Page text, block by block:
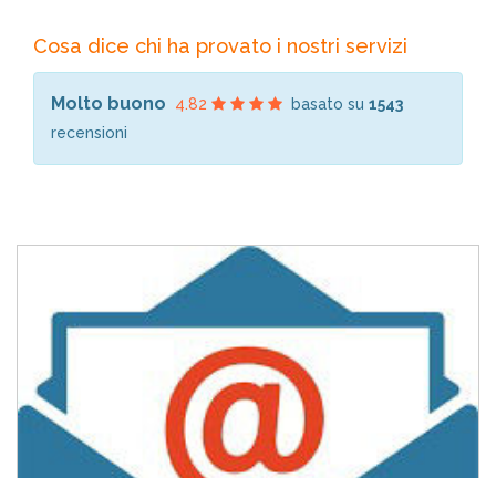
Cosa dice chi ha provato i nostri servizi
Molto buono 4.82 basato su 1543
recensioni